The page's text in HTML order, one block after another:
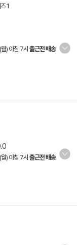
1
) 아침 7시 출근전 배송
) 아침 7시 출근전 배송